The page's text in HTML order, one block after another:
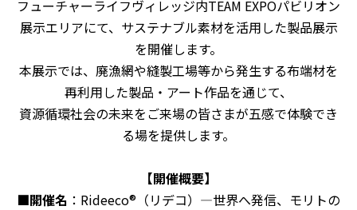
フューチャーライフヴィレッジ内TEAM EXPOパビリオン
展示エリアにて、サステナブル素材を活用した製品展示
を開催します。
本展示では、廃漁網や縫製工場等から発生する布端材を
再利用した製品・アート作品を通じて、
資源循環社会の未来をご来場の皆さまが五感で体験でき
る場を提供します。
【開催概要】
■開催名 ： Rideeco® （リデコ）―世界へ発信、モリトの